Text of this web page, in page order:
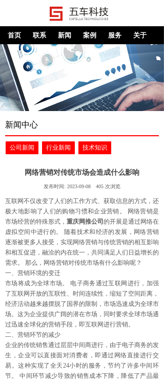
首页 联系 新闻 案例 服务 关于
新闻中心
公司新闻 行业新闻 技术知识
网络营销对传统市场会造成什么影响
发布时间: 2023-09-08 405 次浏览
互联网不仅改变了人们的工作方式、获取信息的方式，还
极大地影响了人们的购物习惯和企业营销。 网络营销是
市场经营的特殊形式， 重庆网推公司 的开展是通过网络在
虚拟空间中进行的。 随着技术和经济的发展，网络营销
逐渐被更多人接受，实现网络营销与传统营销的相互影响
和相互促进，融洽的内在统一，共同满足人们日益增长的
需求。 那么，网络营销对传统市场有什么影响呢？
一、营销环境的变迁
市场将成为全球市场。 电子商务通过互联网进行，加强
了互联网开放的互联性、时间连续性，缩短了空间距离，
经济活动越来越摆脱了国界的限制，市场迅速成为全球市
场。这为企业提供广阔的潜在市场，同时要求全球市场通
过迅速全球化的营销手段，即互联网进行营销。
二、营销环节的减少
企业的传统销售通过层层中间商进行，由于电子商务的发
生，企业可以直接面对消费者，即通过网络直接进行交
易。这种实现了全天24小时的服务，节约了许多中间环
节。 中间环节减少导致的销售成本下降，降低了产品最